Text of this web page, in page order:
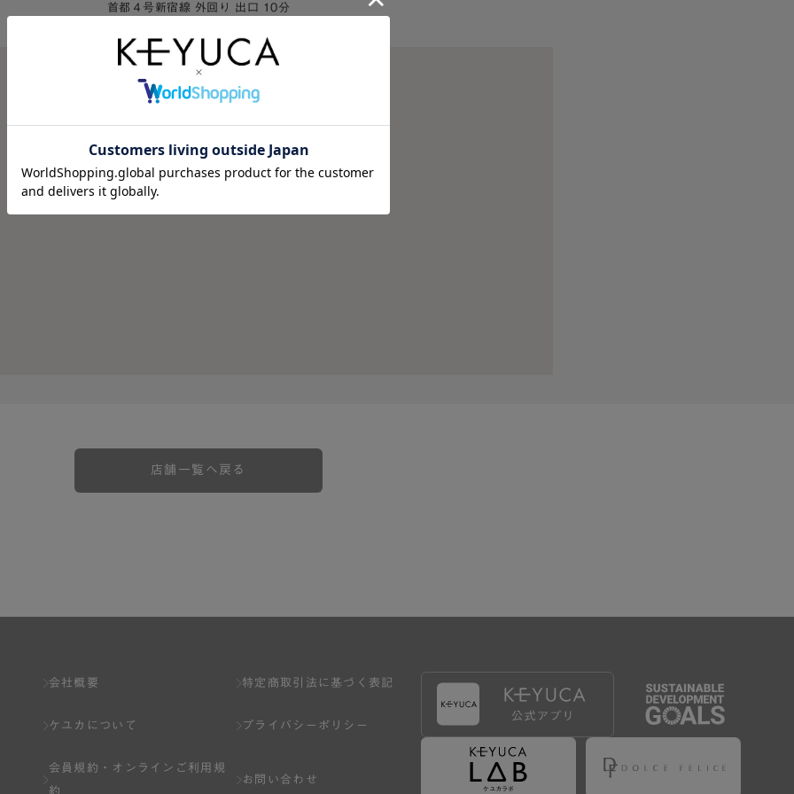
首都４号新宿線 外回り 出口 10分
店舗一覧へ戻る
会社概要
ケユカについて
会員規約・
オンラインご利用規
約
特定商取引法に基づく表記
プライバシーポリシー
お問い合わせ